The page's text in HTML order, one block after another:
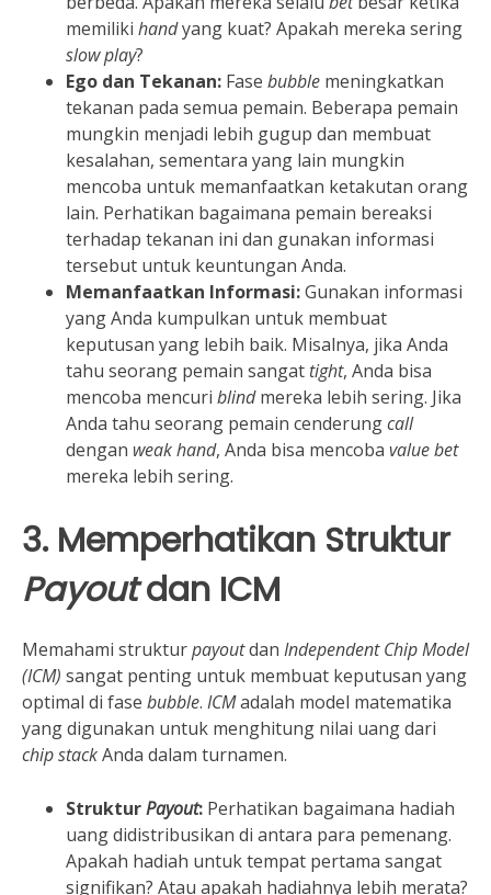
memiliki handyang kuat? Apakah mereka sering
slow play?
Ego dan Tekanan: Fase bubble meningkatkan
tekanan pada semua pemain. Beberapa pemain
mungkin menjadi lebih gugup dan membuat
kesalahan, sementara yang lain mungkin
mencoba untuk memanfaatkan ketakutan orang
lain. Perhatikan bagaimana pemain bereaksi
terhadap tekanan ini dan gunakan informasi
tersebut untuk keuntungan Anda.
Memanfaatkan Informasi:Gunakan informasi
yang Anda kumpulkan untuk membuat
keputusan yang lebih baik. Misalnya, jika Anda
tahu seorang pemain sangat tight, Anda bisa
mencoba mencuri blindmereka lebih sering. Jika
Anda tahu seorang pemain cenderungcall
dengan weak hand, Anda bisa mencoba value bet
mereka lebih sering.
3. Memperhatikan Struktur
Payoutdan ICM
Memahami strukturpayoutdan Independent Chip Model
(ICM) sangat penting untuk membuat keputusan yang
optimal di fase bubble. ICMadalah model matematika
yang digunakan untuk menghitung nilai uang dari
chip stackAnda dalam turnamen.
StrukturPayout: Perhatikan bagaimana hadiah
uang didistribusikan di antara para pemenang.
Apakah hadiah untuk tempat pertama sangat
signifikan? Atau apakah hadiahnya lebih merata?